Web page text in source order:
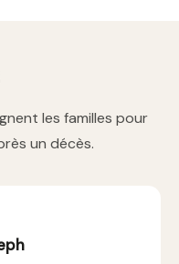
les familles pour
un décès.